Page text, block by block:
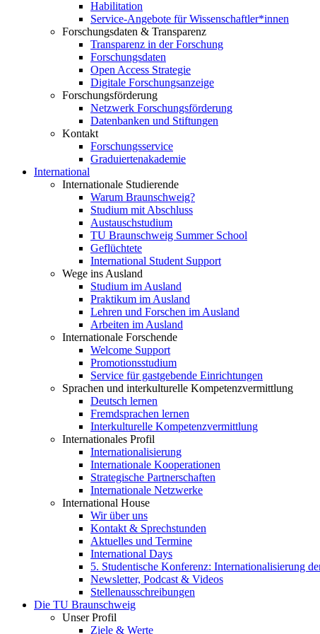
Habilitation
Service-Angebote für Wissenschaftler*innen
Forschungsdaten & Transparenz
Transparenz in der Forschung
Forschungsdaten
Open Access Strategie
Digitale Forschungsanzeige
Forschungsförderung
Netzwerk Forschungsförderung
Datenbanken und Stiftungen
Kontakt
Forschungsservice
Graduiertenakademie
International
Internationale Studierende
Warum Braunschweig?
Studium mit Abschluss
Austauschstudium
TU Braunschweig Summer School
Geflüchtete
International Student Support
Wege ins Ausland
Studium im Ausland
Praktikum im Ausland
Lehren und Forschen im Ausland
Arbeiten im Ausland
Internationale Forschende
Welcome Support
Promotionsstudium
Service für gastgebende Einrichtungen
Sprachen und interkulturelle Kompetenzvermittlung
Deutsch lernen
Fremdsprachen lernen
Interkulturelle Kompetenzvermittlung
Internationales Profil
Internationalisierung
Internationale Kooperationen
Strategische Partnerschaften
Internationale Netzwerke
International House
Wir über uns
Kontakt & Sprechstunden
Aktuelles und Termine
International Days
5. Studentische Konferenz: Internationalisierung
Newsletter, Podcast & Videos
Stellenausschreibungen
Die TU Braunschweig
Unser Profil
Ziele & Werte